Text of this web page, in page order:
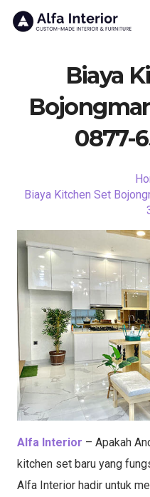
Biaya
0877-
Biaya Kitchen Set
Alfa Interior – Apakah
kitchen set baru yang
Alfa Interior hadir untuk